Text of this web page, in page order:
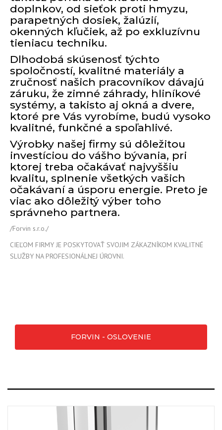
doplnkov, od sieťok proti hmyzu,
parapetných dosiek, žalúzií,
okenných kľučiek, až po exkluzívnu
tieniacu techniku.
Dlhodobá skúsenosť týchto
spoločností, kvalitné materiály a
zručnosť našich pracovníkov dávajú
záruku, že zimné záhrady, hliníkové
systémy, a takisto aj okná a dvere,
ktoré pre Vás vyrobíme, budú vysoko
kvalitné, funkčné a spoľahlivé.
Výrobky našej firmy sú dôležitou
investíciou do vášho bývania, pri
ktorej treba očakávať najvyššiu
kvalitu, splnenie všetkých vašich
očakávaní a úsporu energie. Preto je
viac ako dôležitý výber toho
správneho partnera.
/Forvin s.r.o./
CIEĽOM FIRMY JE POSKYTOVAŤ SVOJIM ZÁKAZNÍKOM KVALITNÉ
SLUŽBY NA PROFESIONÁLNEJ ÚROVNI.
FORVIN - OSLOVENIE